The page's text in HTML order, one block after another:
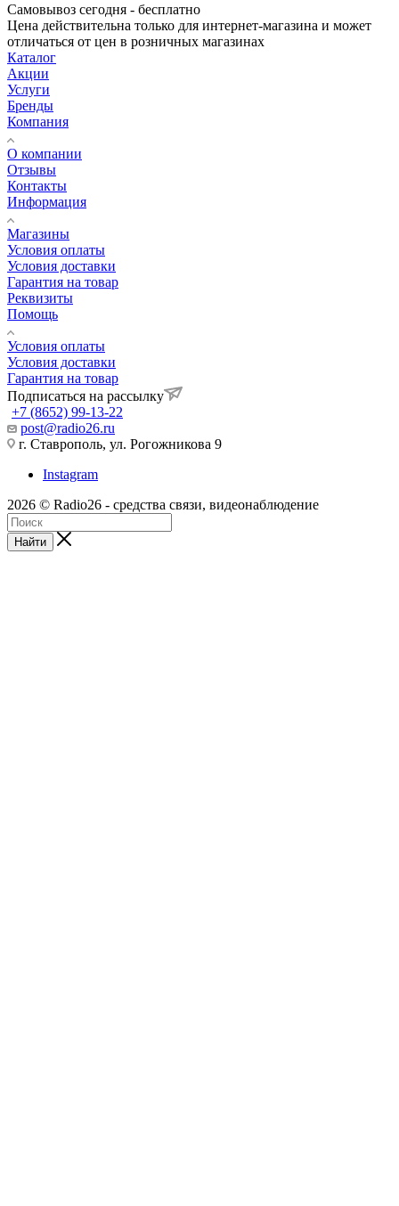
Самовывоз сегодня - бесплатно
Цена действительна только для интернет-магазина и может
отличаться от цен в розничных магазинах
Каталог
Акции
Услуги
Бренды
Компания
О компании
Отзывы
Контакты
Информация
Магазины
Условия оплаты
Условия доставки
Гарантия на товар
Реквизиты
Помощь
Условия оплаты
Условия доставки
Гарантия на товар
Подписаться на рассылку
+7 (8652) 99-13-22
post@radio26.ru
г. Ставрополь, ул. Рогожникова 9
Instagram
2026 © Radio26 - средства связи, видеонаблюдение
Найти